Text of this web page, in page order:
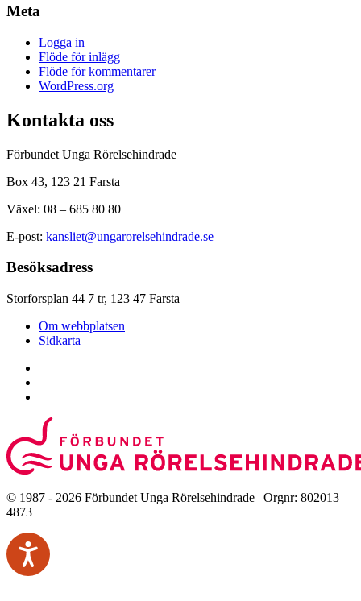
Meta
Logga in
Flöde för inlägg
Flöde för kommentarer
WordPress.org
Kontakta oss
Förbundet Unga Rörelsehindrade
Box 43, 123 21 Farsta
Växel: 08 – 685 80 80
E-post: kansliet@ungarorelsehindrade.se
Besöksadress
Storforsplan 44 7 tr, 123 47 Farsta
Om webbplatsen
Sidkarta
© 1987 - 2026 Förbundet Unga Rörelsehindrade | Orgnr: 802013 –
4873